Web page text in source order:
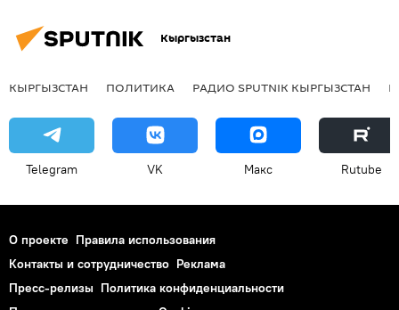
Кыргызстан
КЫРГЫЗСТАН ПОЛИТИКА РАДИО SPUTNIK КЫРГЫЗСТАН
Telegram VK Макс Rutube
О проекте Правила использования
Контакты и сотрудничество Реклама
Пресс-релизы Политика конфиденциальности